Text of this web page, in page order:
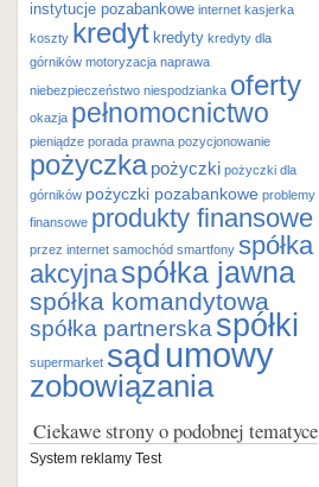
instytucje pozabankowe internet kasjerka
koszty kredyt kredyty kredyty dla
górników motoryzacja naprawa
niebezpieczeństwo niespodzianka oferty
okazja pełnomocnictwo
pieniądze porada prawna pozycjonowanie
pożyczka pożyczki pożyczki dla
górników pożyczki pozabankowe problemy
finansowe produkty finansowe
przez internet samochód smartfony spółka
akcyjnaspółka jawna
spółka komandytowa
spółka partnerska spółki
supermarket sąd umowy
zobowiązania
Ciekawe strony o podobnej tematyce
System reklamy Test